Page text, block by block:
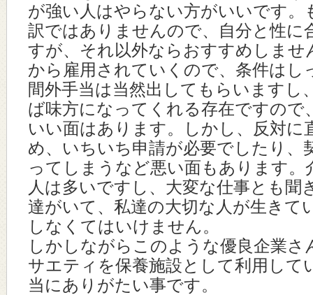
が強い人はやらない方がいいです。
訳ではありませんので、自分と性に
すが、それ以外ならおすすめしませ
から雇用されていくので、条件はし
間外手当は当然出してもらいますし
ば味方になってくれる存在ですので
いい面はあります。しかし、反対に
め、いちいち申請が必要でしたり、
ってしまうなど悪い面もあります。
人は多いですし、大変な仕事とも聞
達がいて、私達の大切な人が生きて
しなくてはいけません。
しかしながらこのような優良企業
サエティを保養施設として利用して
当にありがたい事です。